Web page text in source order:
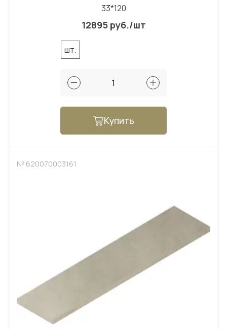
33*120
12895 руб./шт
шт.
Купить
№ 620070003161